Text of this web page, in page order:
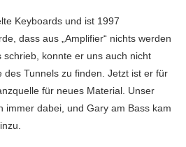
Keyboards und ist 1997
dass aus „Amplifier“ nichts werden
konnte er uns auch nicht
des Tunnels zu finden. Jetzt ist er für
für neues Material. Unser
immer dabei, und Gary am Bass kam